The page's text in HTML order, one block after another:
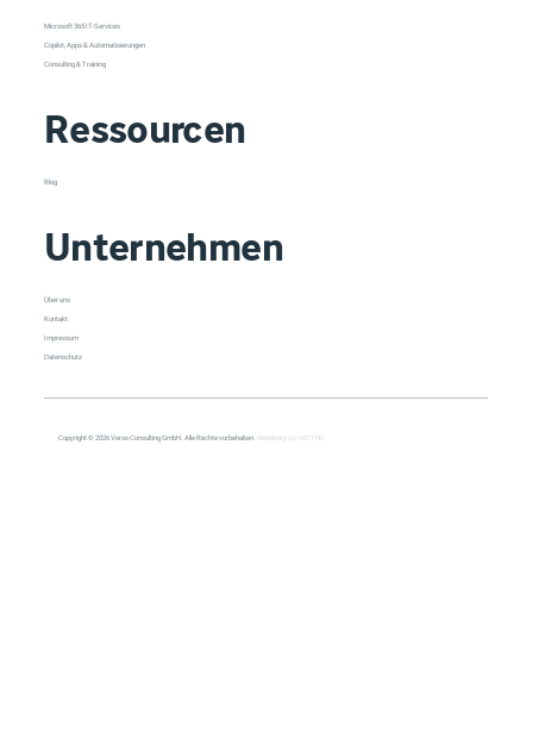
Copyright © 2026 Veroo Consulting GmbH. Alle Rechte vorbehalten. Webdesign by INSYNC.
Microsoft 365 IT-Services
Copilot, Apps & Automatisierungen
Consulting & Training
Unternehmen
Über uns
Kontakt
Impressum
Datenschutz
Ressourcen
Blog